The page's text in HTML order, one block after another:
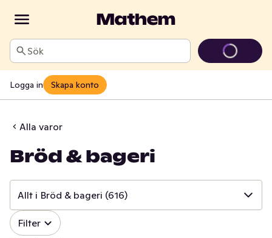
Sök
Logga in Skapa konto
Alla varor
Bröd & bageri
Allt i Bröd & bageri (616)
✓ Allt i Bröd & bageri
Filter